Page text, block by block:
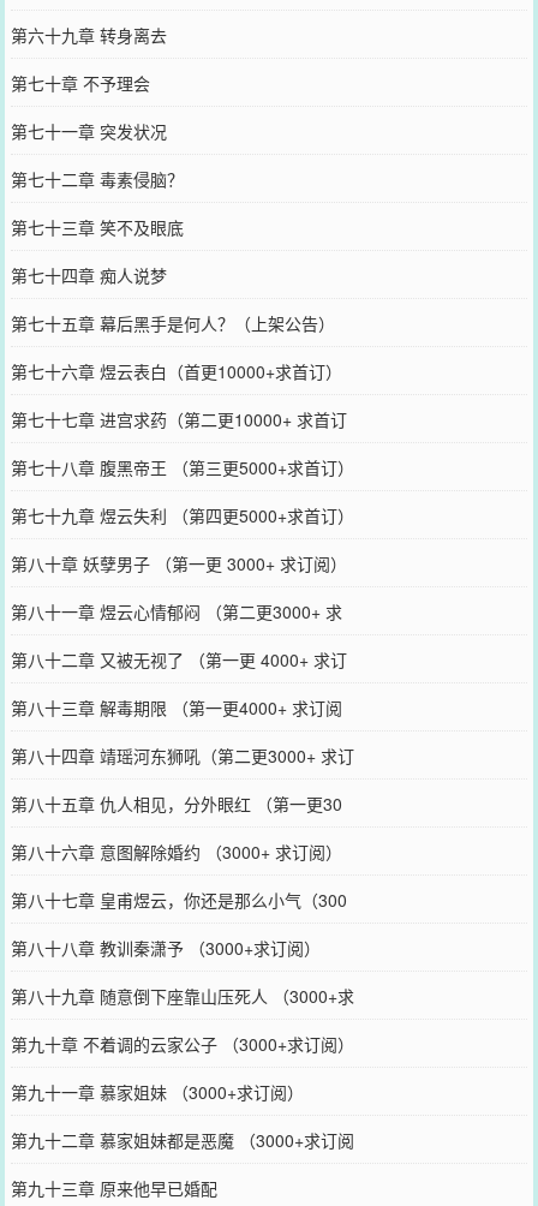
第六十九章 转身离去
第七十章 不予理会
第七十一章 突发状况
第七十二章 毒素侵脑？
第七十三章 笑不及眼底
第七十四章 痴人说梦
第七十五章 幕后黑手是何人？（上架公告）
第七十六章 煜云表白（首更10000+求首订）
第七十七章 进宫求药（第二更10000+ 求首订
第七十八章 腹黑帝王 （第三更5000+求首订）
第七十九章 煜云失利 （第四更5000+求首订）
第八十章 妖孽男子 （第一更 3000+ 求订阅）
第八十一章 煜云心情郁闷 （第二更3000+ 求
第八十二章 又被无视了 （第一更 4000+ 求订
第八十三章 解毒期限 （第一更4000+ 求订阅
第八十四章 靖瑶河东狮吼（第二更3000+ 求订
第八十五章 仇人相见，分外眼红 （第一更30
第八十六章 意图解除婚约 （3000+ 求订阅）
第八十七章 皇甫煜云，你还是那么小气（300
第八十八章 教训秦潇予 （3000+求订阅）
第八十九章 随意倒下座靠山压死人 （3000+求
第九十章 不着调的云家公子 （3000+求订阅）
第九十一章 慕家姐妹 （3000+求订阅）
第九十二章 慕家姐妹都是恶魔 （3000+求订阅
第九十三章 原来他早已婚配